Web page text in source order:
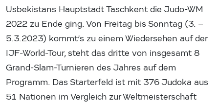
Usbekistans Hauptstadt Taschkent die Judo-WM
2022 zu Ende ging. Von Freitag bis Sonntag (3. –
5.3.2023) kommt’s zu einem Wiedersehen auf der
IJF-World-Tour, steht das dritte von insgesamt 8
Grand-Slam-Turnieren des Jahres auf dem
Programm. Das Starterfeld ist mit 376 Judoka aus
51 Nationen im Vergleich zur Weltmeisterschaft